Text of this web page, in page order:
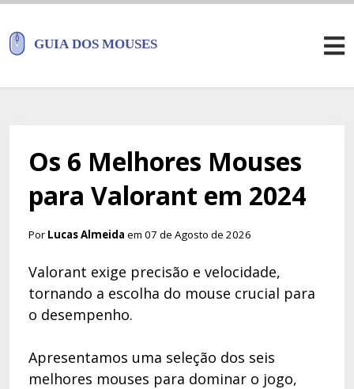
Os 6 Melhores Mouses
para Valorant em 2024
Por Lucas Almeida em 07 de Agosto de 2026
Valorant exige precisão e velocidade,
tornando a escolha do mouse crucial para
o desempenho.
Apresentamos uma seleção dos seis
melhores mouses para dominar o jogo,